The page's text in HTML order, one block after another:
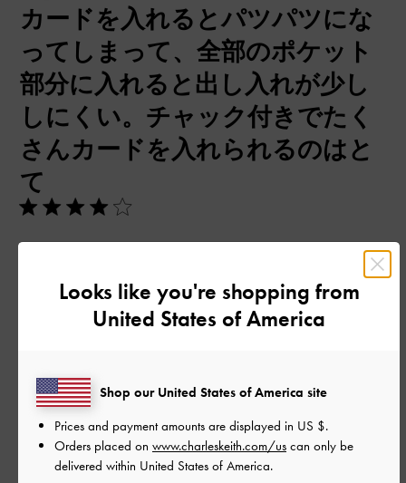
カードを入れるとパツパツにな
ってしまって、全部のポケット
部分に入れると出し入れが少し
しにくい。チャック付きでたく
さんカードを入れられるのはと
て
カードを入れるとパツパツになってしまって、全部のポケット
部分に入れると出し入れが少ししにくい。チャック付きでたく
さんカードを入れられるのはとても良かったです
その他（シューズ以外） |カラー: ホワイト系
よかった
品質
よかった
Looks like you're shopping from
United States of America
Shop our United States of America site
Prices and payment amounts are displayed in US $.
Orders placed on www.charleskeith.com/us can only be
delivered within United States of America.